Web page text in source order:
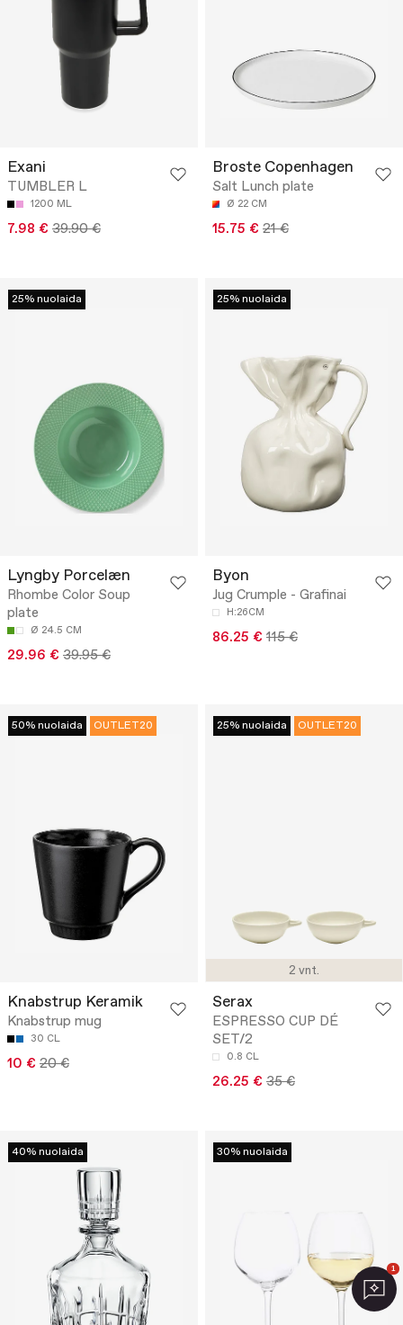
Exani
TUMBLER L
1200 ML
7.98 € 39.90 €
Broste Copenhagen
Salt Lunch plate
Ø 22 CM
15.75 € 21 €
25% nuolaida
Lyngby Porcelæn
Rhombe Color Soup
plate
Ø 24.5 CM
29.96 € 39.95 €
25% nuolaida
Byon
Jug Crumple - Grafinai
H:26CM
86.25 € 115 €
50% nuolaida OUTLET20
Knabstrup Keramik
Knabstrup mug
30 CL
10 € 20 €
2 vnt.
25% nuolaida OUTLET20
Serax
ESPRESSO CUP DÉ
SET/2
0.8 CL
26.25 € 35 €
40% nuolaida 30% nuolaida
1